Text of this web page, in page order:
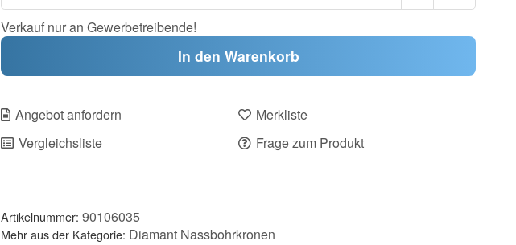
Verkauf nur an Gewerbetreibende!
In den Warenkorb
Angebot anfordern
Merkliste
Vergleichsliste
Frage zum Produkt
Artikelnummer: 90106035
Mehr aus der Kategorie: Diamant Nassbohrkronen